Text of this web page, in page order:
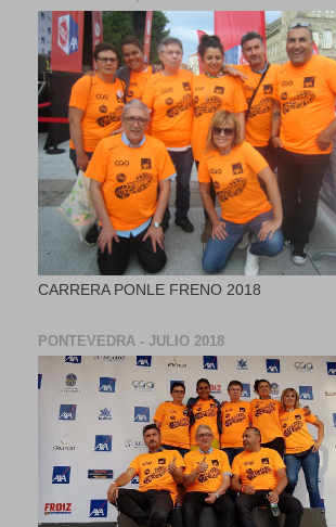
CARRERA PONLE FRENO 2018
PONTEVEDRA - JULIO 2018